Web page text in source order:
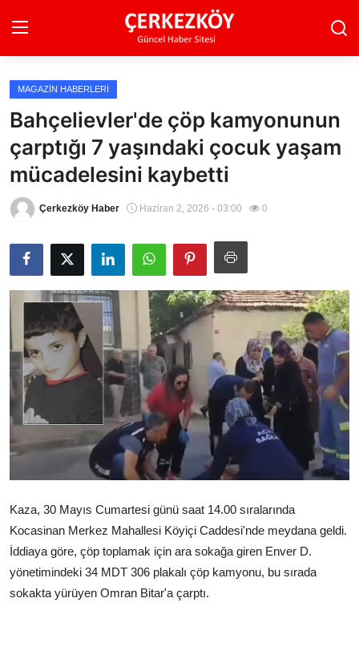
Ana Sayfa
Son Dakika
Ekonomi Haberleri
Magazin Haberleri
Spor Haberleri
Teknoloji Haberleri
Dünya Haberleri
Çerkezköy
MAGAZIN HABERLERI
Bahçelievler'de çöp kamyonunun
çarptığı 7 yaşındaki çocuk yaşam
mücadelesini kaybetti
Çerkezköy Haber Haziran 2, 2026 - 03:00 0
Kaza, 30 Mayıs Cumartesi günü saat 14.00 sıralarında
Kocasinan Merkez Mahallesi Köyiçi Caddesi'nde meydana geldi.
İddiaya göre, çöp toplamak için ara sokağa giren Enver D.
yönetimindeki 34 MDT 306 plakalı çöp kamyonu, bu sırada
sokakta yürüyen Omran Bitar'a çarptı.